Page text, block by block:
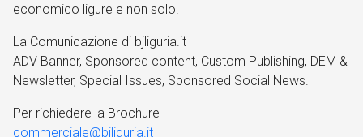
economico ligure e non solo.
La Comunicazione di bjliguria.it
ADV Banner, Sponsored content, Custom Publishing, DEM &
Newsletter, Special Issues, Sponsored Social News.
Per richiedere la Brochure
commerciale@bjliguria.it